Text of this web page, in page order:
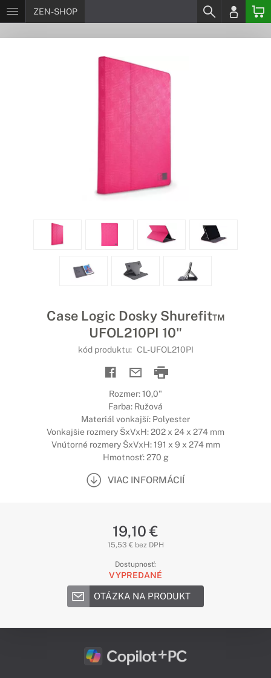
ZEN-SHOP
Case Logic Dosky Shurefit™
UFOL210PI 10"
kód produktu: CL-UFOL210PI
Rozmer: 10,0"
Farba: Ružová
Materiál vonkajší: Polyester
Vonkajšie rozmery ŠxVxH: 202 x 24 x 274 mm
Vnútorné rozmery ŠxVxH: 191 x 9 x 274 mm
Hmotnosť: 270 g
VIAC INFORMÁCIÍ
19,10 €
15,53 € bez DPH
Dostupnosť:
VYPREDANÉ
OTÁZKA NA PRODUKT